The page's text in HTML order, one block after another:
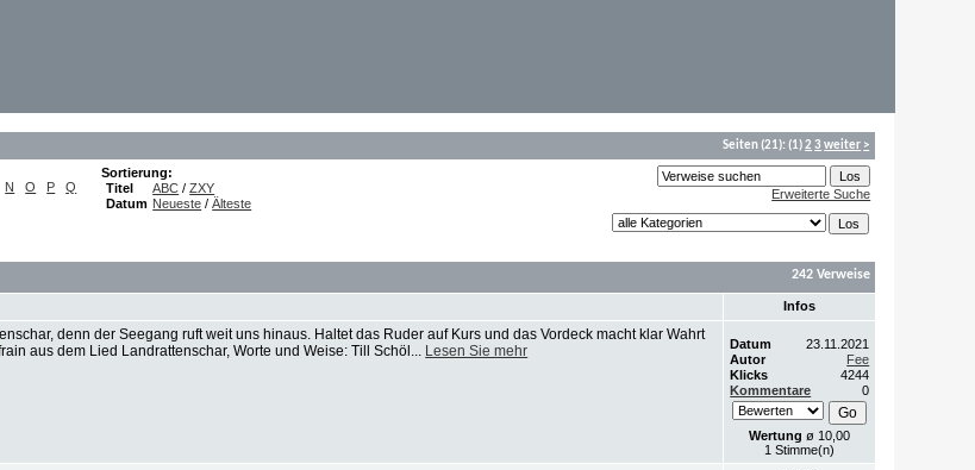
Seiten(21):(1) 2 3 weiter >
N O P
Q
Sortierung:
Titel
ABC /ZXY
Datum Neueste /Älteste
Erweiterte Suche
242 Verweise
Infos
denn der Seegang ruft weit uns hinaus. Haltet das Ruder auf Kurs und das Vordeck macht klar Wahrt
aus dem Lied Landrattenschar, Worte und Weise: Till Schöl... Lesen Sie mehr Datum
23.11.2021
Autor
Fee
Klicks
4244
Kommentare
0
Wertung ø 10,00
1 Stimme(n)